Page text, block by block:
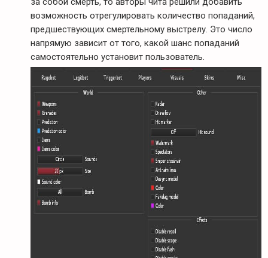
возможность отрегулировать количество попаданий,
предшествующих смертельному выстрелу. Это число
напрямую зависит от того, какой шанс попаданий
самостоятельно установит пользователь.